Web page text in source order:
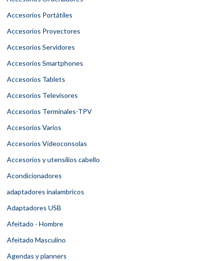
Accesorios Portátiles
Accesorios Proyectores
Accesorios Servidores
Accesorios Smartphones
Accesorios Tablets
Accesorios Televisores
Accesorios Terminales-TPV
Accesorios Varios
Accesorios Videoconsolas
Accesorios y utensilios cabello
Acondicionadores
adaptadores inalambricos
Adaptadores USB
Afeitado - Hombre
Afeitado Masculino
Agendas y planners